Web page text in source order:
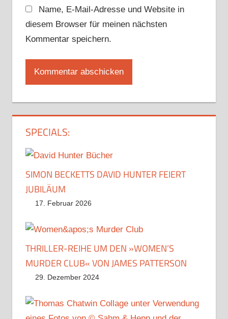
Name, E-Mail-Adresse und Website in
diesem Browser für meinen nächsten
Kommentar speichern.
SPECIALS:
SIMON BECKETTS DAVID HUNTER FEIERT
JUBILÄUM
17. Februar 2026
THRILLER-REIHE UM DEN »WOMEN’S
MURDER CLUB« VON JAMES PATTERSON
29. Dezember 2024